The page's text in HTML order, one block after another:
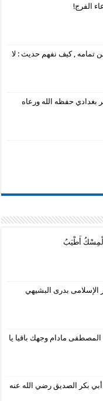
الفرج!
تمامه , كيف نفهم حديث : لا
بغدادي حفظه الله ورعاه
أَطْيَبُ
بدرى البشيهي
مادام وجهك باقيا يا
بكر الصديق رضي الله عنه